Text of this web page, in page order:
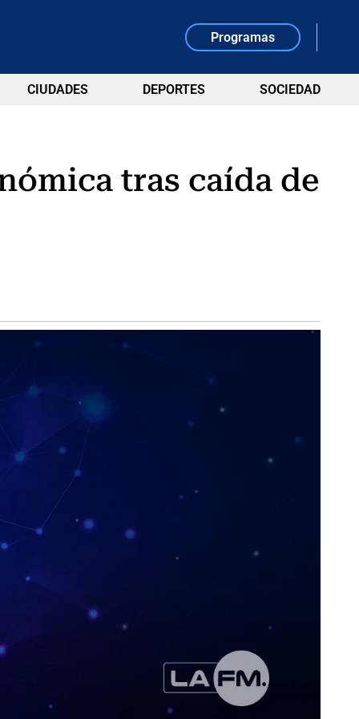
Programas
CIUDADES DEPORTES SOCIEDAD
tras caída de